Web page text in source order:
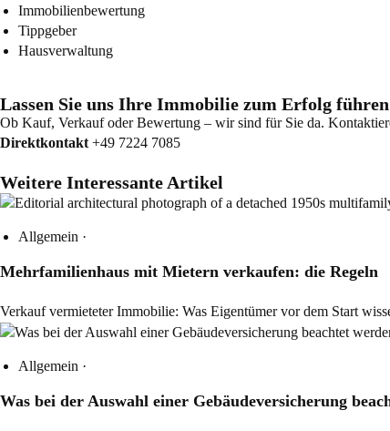
Immobilienbewertung
Tippgeber
Hausverwaltung
Lassen Sie uns Ihre Immobilie zum Erfolg
Ob Kauf, Verkauf oder Bewertung – wir sind für Sie da.
Direktkontakt +49 7224 7085
Weitere Interessante Artikel
Allgemein ·
Mehrfamilienhaus mit Mietern verkaufen: die Regeln
Verkauf vermieteter Immobilie: Was Eigentümer vor dem Start
Allgemein ·
Was bei der Auswahl einer Gebäudeversicherung